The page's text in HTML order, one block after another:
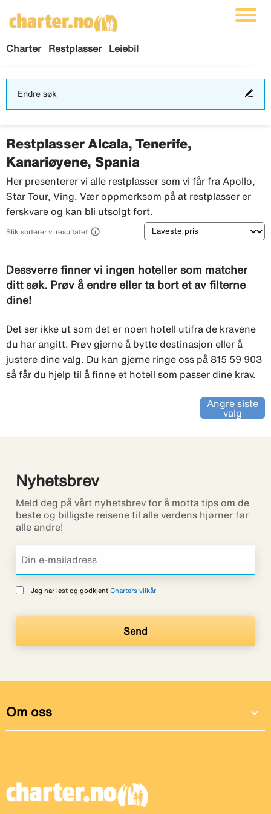
Charter Restplasser Leiebil
Endre søk
Restplasser Alcala, Tenerife,
Kanariøyene, Spania
Her presenterer vi alle restplasser som vi får fra Apollo,
Star Tour, Ving. Vær oppmerksom på at restplasser er
ferskvare og kan bli utsolgt fort.
Slik sorterer vi resultatet  Sortering
Dessverre finner vi ingen hoteller som matcher
ditt søk. Prøv å endre eller ta bort et av filterne
dine!
Det ser ikke ut som det er noen hotell utifra de kravene
du har angitt. Prøv gjerne å bytte destinasjon eller å
justere dine valg. Du kan gjerne ringe oss på 815 59 903
så får du hjelp til å finne et hotell som passer dine krav.
Angre siste
valg
Nyhetsbrev
Meld deg på vårt nyhetsbrev for å motta tips om de
beste og billigste reisene til alle verdens hjørner før
alle andre!
Jeg har lest og godkjent Charters vilkår
Om oss expand_more